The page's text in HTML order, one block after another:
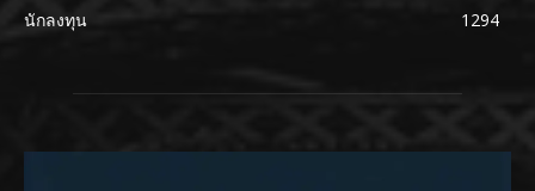
นักลงทุน
1294